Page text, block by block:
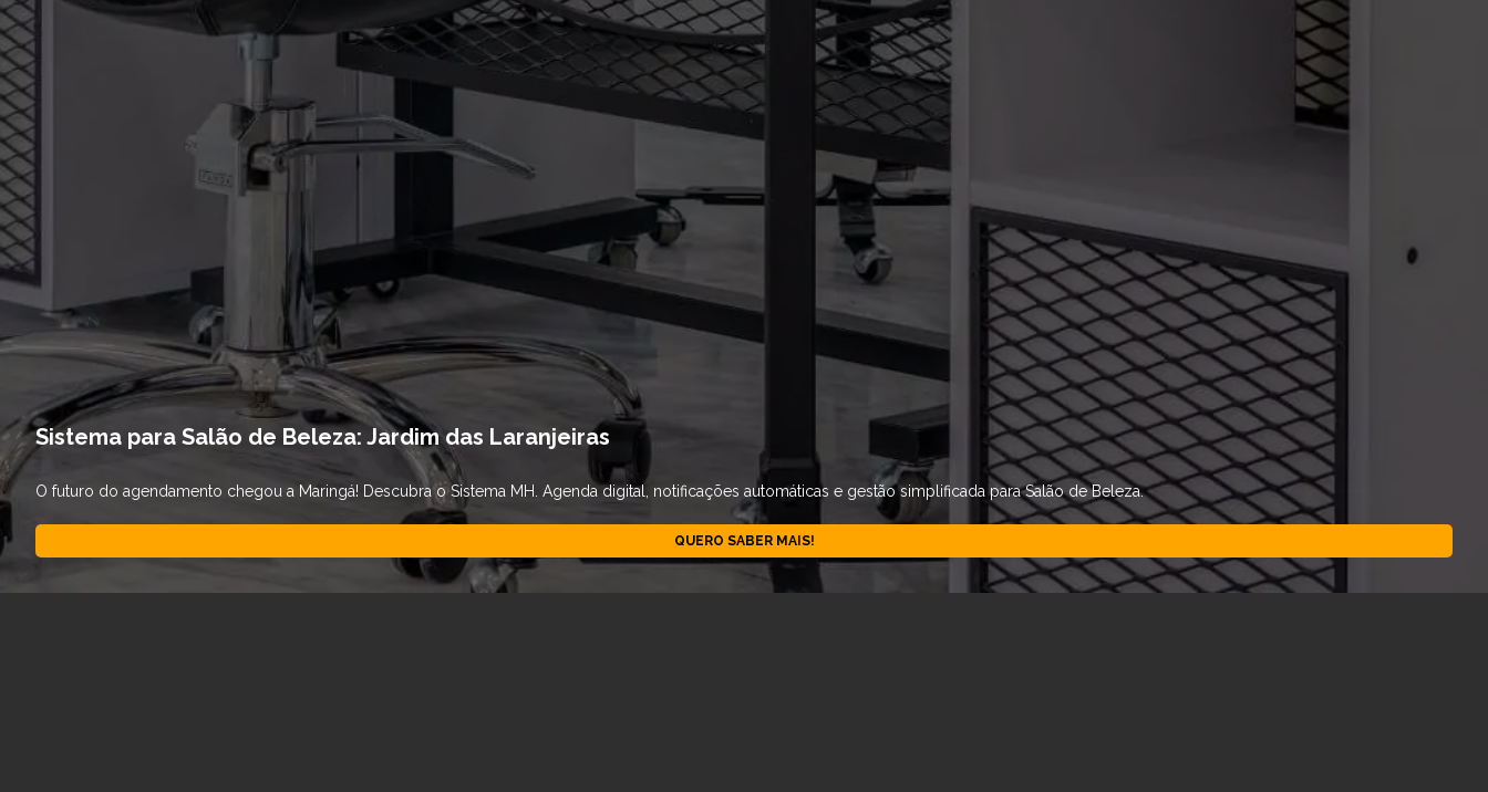
Sistema para Salão de Beleza: Jardim das Laranjeiras
O futuro do agendamento chegou a Maringá! Descubra o Sistema MH. Agenda digital, notificações automáticas e gestão simplificada para Salão de Beleza.
QUERO SABER MAIS!